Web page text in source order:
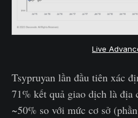
Live
Tsypruyan lần đầu tiên xác
71% kết quả giao dịch là địa
~50% so với mức cơ sở